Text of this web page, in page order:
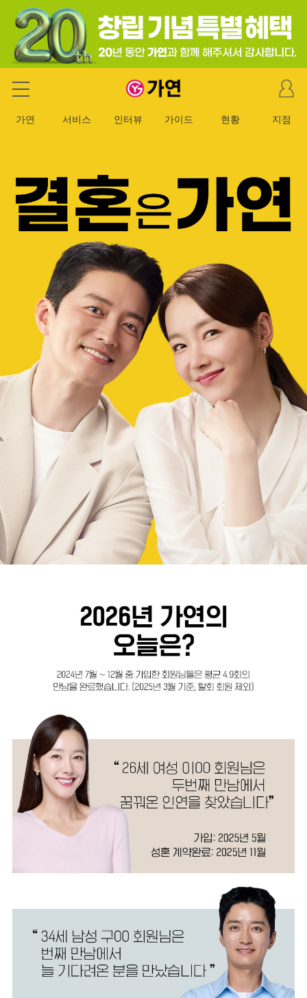
가연 결혼정보회사
마
이
이
가연 서비스 인터뷰 가이드 현황 지점